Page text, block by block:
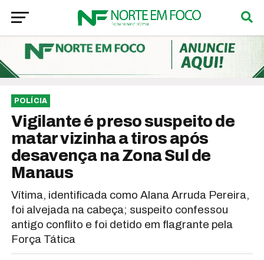
POLÍCIA
Vigilante é preso suspeito de
matar vizinha a tiros após
desavença na Zona Sul de
Manaus
Vítima, identificada como Alana Arruda Pereira,
foi alvejada na cabeça; suspeito confessou
antigo conflito e foi detido em flagrante pela
Força Tática